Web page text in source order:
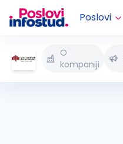
Poslovi
O
kompaniji